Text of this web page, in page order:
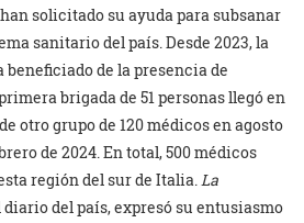
solicitado su ayuda para subsanar
sanitario del país. Desde 2023, la
beneficiado de la presencia de
brigada de 51 personas llegó en
otro grupo de 120 médicos en agosto
de 2024. En total, 500 médicos
región del sur de Italia.La
del país, expresó su entusiasmo